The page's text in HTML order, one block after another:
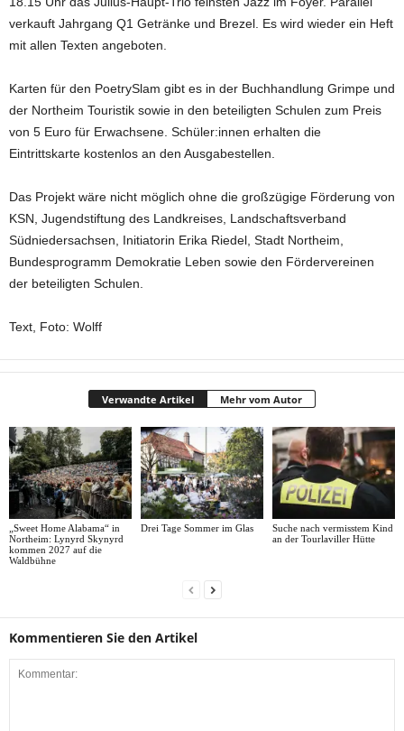
verkauft Jahrgang Q1 Getränke und Brezel. Es wird wieder ein Heft
mit allen Texten angeboten.
Karten für den PoetrySlam gibt es in der Buchhandlung Grimpe und
der Northeim Touristik sowie in den beteiligten Schulen zum Preis
von 5 Euro für Erwachsene. Schüler:innen erhalten die
Eintrittskarte kostenlos an den Ausgabestellen.
Das Projekt wäre nicht möglich ohne die großzügige Förderung von
KSN, Jugendstiftung des Landkreises, Landschaftsverband
Südniedersachsen, Initiatorin Erika Riedel, Stadt Northeim,
Bundesprogramm Demokratie Leben sowie den Fördervereinen
der beteiligten Schulen.
Text, Foto: Wolff
Verwandte Artikel Mehr vom Autor
„Sweet Home Alabama“ in
Northeim: Lynyrd Skynyrd
kommen 2027 auf die
Waldbühne
Drei Tage Sommer im Glas
Suche nach vermisstem Kind
an der Tourlaviller Hütte
Kommentieren Sie den Artikel